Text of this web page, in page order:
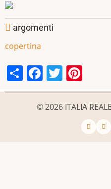
argomenti
copertina
ShareFacebook
Twitter
© 2026 ITALIA